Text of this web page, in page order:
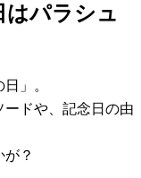
はパラシュ
」。
ードや、記念日の由
？